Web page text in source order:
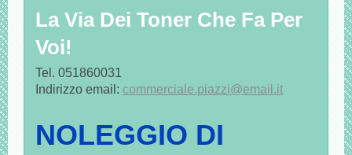
La Via Dei Toner Che Fa Per
Voi!
Tel. 051860031
Indirizzo email: commerciale.piazzi@email.it
NOLEGGIO DI